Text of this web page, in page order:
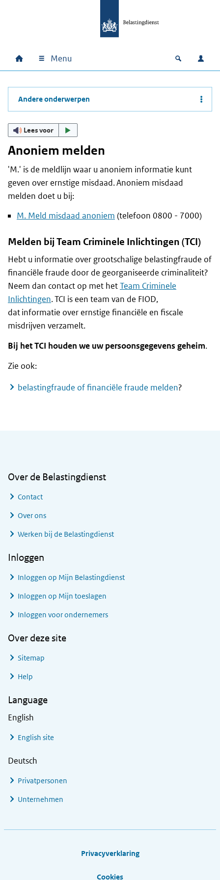
Hoofdnavigatie
Home Menu Open
Andere onderwerpen
Lees voor
Anoniem melden
'M.' is de meldlijn waar u anoniem informatie kunt
geven over ernstige misdaad. Anoniem misdaad
melden doet u bij:
M. Meld misdaad anoniem (telefoon 0800 - 7000)
Melden bij Team Criminele Inlichtingen (TCI)
Hebt u informatie over grootschalige belastingfraude of
financiële fraude door de georganiseerde criminaliteit?
Neem dan contact op met hetTeam Criminele
Inlichtingen. TCI is een team van de FIOD,
dat informatie over ernstige financiële en fiscale
misdrijven verzamelt.
Bij het TCI houden we uw persoonsgegevens geheim.
Zie ook:
belastingfraude of financiële fraude melden?
Over de Belastingdienst
Contact
Over ons
Werken bij de Belastingdienst
Inloggen
Inloggen op Mijn Belastingdienst
Inloggen op Mijn toeslagen
Inloggen voor ondernemers
Over deze site
Sitemap
Help
Language
English
English site
Deutsch
Privatpersonen
Unternehmen
Privacyverklaring
Cookies